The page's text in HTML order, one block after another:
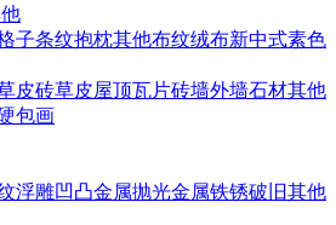
子条纹抱枕其他布纹绒布新中式素色
皮砖草皮屋顶瓦片砖墙外墙石材其他
包画
浮雕凹凸金属抛光金属铁锈破旧其他